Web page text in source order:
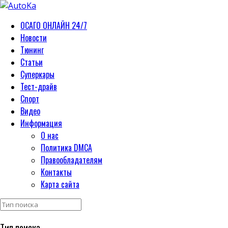
ОСАГО ОНЛАЙН 24/7
Новости
Тюнинг
Статьи
Суперкары
Тест-драйв
Спорт
Видео
Информация
О нас
Политика DMCA
Правообладателям
Контакты
Карта сайта